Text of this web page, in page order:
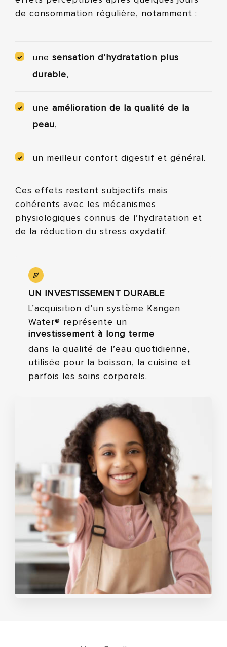
de consommation régulière, notamment :
une sensation d’hydratation plus
durable,
une amélioration de la qualité de la
peau,
un meilleur confort digestif et général.
Ces effets restent subjectifs mais
cohérents avec les mécanismes
physiologiques connus de l’hydratation et
de la réduction du stress oxydatif.
UN INVESTISSEMENT DURABLE
L’acquisition d’un système Kangen
Water® représente un
investissement à long terme
dans la qualité de l’eau quotidienne,
utilisée pour la boisson, la cuisine et
parfois les soins corporels.